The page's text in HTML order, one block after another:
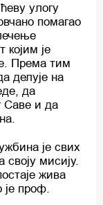
улогу
помагао
којим је
Према тим
делује на
да
Саве и да
је свих
своју мисију.
жива
је проф.